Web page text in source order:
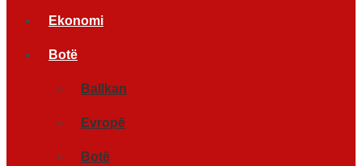
Ekonomi
Botë
Ballkan
Evropë
Botë